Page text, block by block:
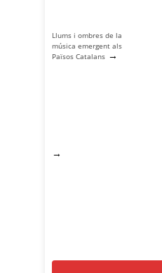
Llums i ombres de la
música emergent als
Països Catalans →
→